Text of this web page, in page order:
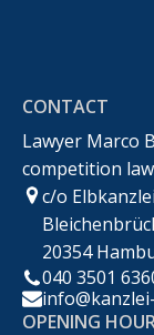
CONTACT
Lawyer Marco
competition
c/o Elbkanzlei
20354
040 3501
OPENING